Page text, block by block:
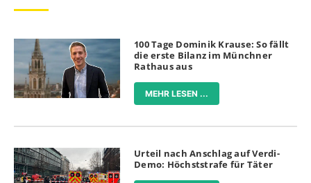
100 Tage Dominik Krause: So fällt
die erste Bilanz im Münchner
Rathaus aus
MEHR LESEN ...
Urteil nach Anschlag auf Verdi-
Demo: Höchststrafe für Täter